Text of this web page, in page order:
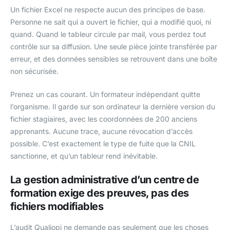
Un fichier Excel ne respecte aucun des principes de base.
Personne ne sait qui a ouvert le fichier, qui a modifié quoi, ni
quand. Quand le tableur circule par mail, vous perdez tout
contrôle sur sa diffusion. Une seule pièce jointe transférée par
erreur, et des données sensibles se retrouvent dans une boîte
non sécurisée.
Prenez un cas courant. Un formateur indépendant quitte
l’organisme. Il garde sur son ordinateur la dernière version du
fichier stagiaires, avec les coordonnées de 200 anciens
apprenants. Aucune trace, aucune révocation d’accès
possible. C’est exactement le type de fuite que la CNIL
sanctionne, et qu’un tableur rend inévitable.
La gestion administrative d’un centre de
formation exige des preuves, pas des
fichiers modifiables
L’audit Qualiopi ne demande pas seulement que les choses